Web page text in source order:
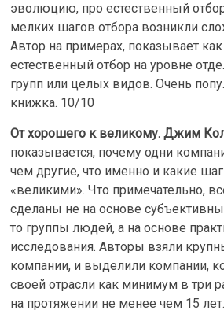
эволюцию, про естественный
мелких шагов отбора возникли
Автор на примерах, показывает как
естественный отбор на уровне
групп или целых видов. Очень
книжка. 10/10
От хорошего к великому. Джим
показывается, почему одни
чем другие, что именно и какие
«великими». Что примечательно,
сделаны не на основе
то группы людей, а на основе
исследования. Авторы взяли
компании, и выделили компании,
своей отрасли как минимум в три
на протяжении не менее чем 15